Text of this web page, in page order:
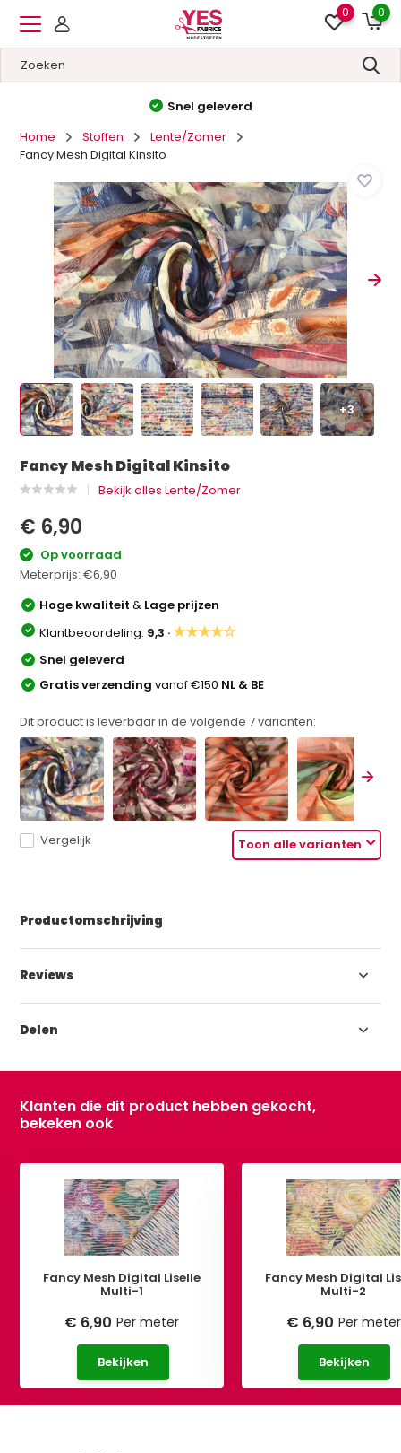
0 0
Hoge kwaliteit&Lage prijzen
Home
Stoffen
Lente/Zomer
Fancy Mesh Digital Kinsito
+3
Fancy Mesh Digital Kinsito
Bekijk alles Lente/Zomer
€ 6,90
Op voorraad
Meterprijs:€6,90
Hoge kwaliteit& Lage prijzen
Klantbeoordeling: 9,3 ·★★★★☆
Snel geleverd
Gratis verzendingvanaf €150 NL & BE
Dit product is leverbaar in de volgende7varianten:
Toon alle varianten
Vergelijk
Productomschrijving
Reviews
Delen
Klanten die dit product hebben gekocht,
bekeken ook
Fancy Mesh Digital Liselle
Multi-1
€ 6,90 Per meter
Bekijken
Fancy Mesh Digital
Multi-2
€ 6,90 Per meter
Bekijken